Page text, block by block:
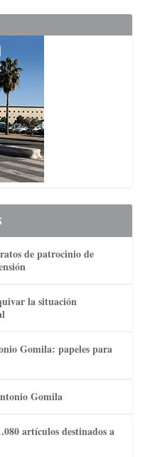
de patrocinio de
la situación
Gomila: papeles para
Gomila
artículos destinados a